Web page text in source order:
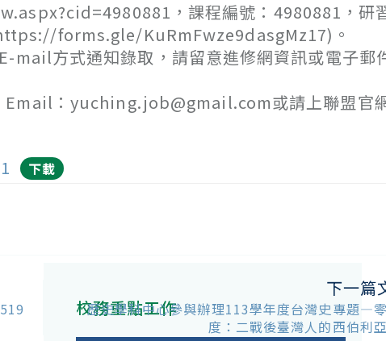
，課程編號：4980881，研
forms.gle/KuRmFwze9dasgMz17)。
mail方式通知錄取，請留意進修網資訊或電子郵
Email：yuching.job@gmail.com或請上聯盟官
下載
下一篇
歷史學科中心參與辦理113學年度台灣史專題—
度：二戰後臺灣人的西伯利
校務重點工作